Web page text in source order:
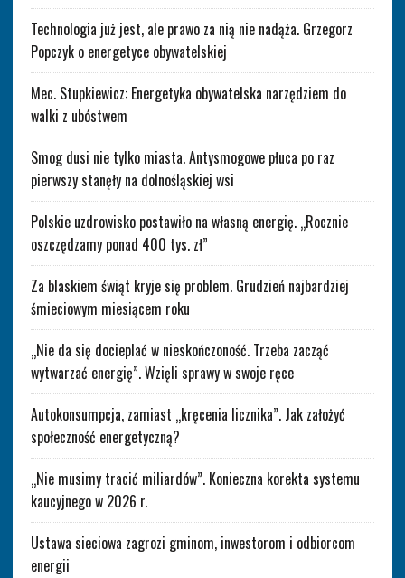
Technologia już jest, ale prawo za nią nie nadąża. Grzegorz
Popczyk o energetyce obywatelskiej
Mec. Stupkiewicz: Energetyka obywatelska narzędziem do
walki z ubóstwem
Smog dusi nie tylko miasta. Antysmogowe płuca po raz
pierwszy stanęły na dolnośląskiej wsi
Polskie uzdrowisko postawiło na własną energię. „Rocznie
oszczędzamy ponad 400 tys. zł”
Za blaskiem świąt kryje się problem. Grudzień najbardziej
śmieciowym miesiącem roku
„Nie da się docieplać w nieskończoność. Trzeba zacząć
wytwarzać energię”. Wzięli sprawy w swoje ręce
Autokonsumpcja, zamiast „kręcenia licznika”. Jak założyć
społeczność energetyczną?
„Nie musimy tracić miliardów”. Konieczna korekta systemu
kaucyjnego w 2026 r.
Ustawa sieciowa zagrozi gminom, inwestorom i odbiorcom
energii